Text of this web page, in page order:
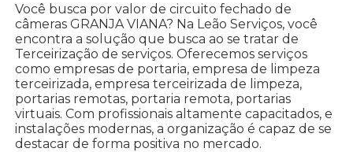
Você busca por valor de circuito fechado de
câmeras GRANJA VIANA? Na Leão Serviços, você
encontra a solução que busca ao se tratar de
Terceirização de serviços. Oferecemos serviços
como empresas de portaria, empresa de limpeza
terceirizada, empresa terceirizada de limpeza,
portarias remotas, portaria remota, portarias
virtuais. Com profissionais altamente capacitados, e
instalações modernas, a organização é capaz de se
destacar de forma positiva no mercado.